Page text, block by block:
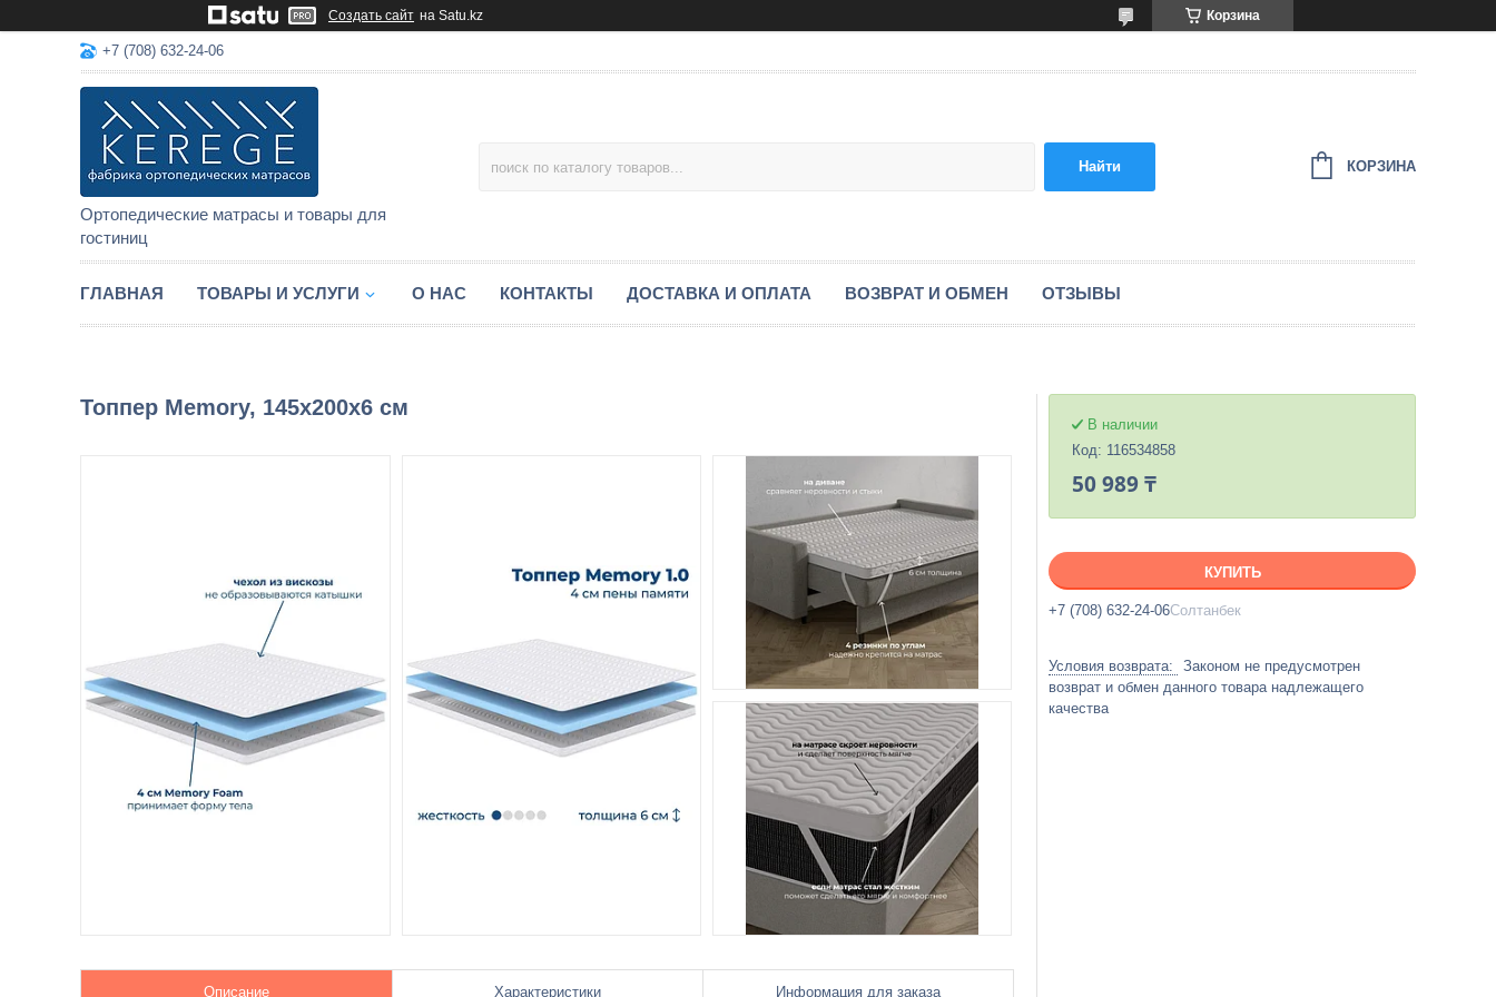
Создать сайт на Satu.kz Корзина
+7 (708) 632-24-06
Ортопедические матрасы и товары для
гостиниц
Найти КОРЗИНА
ГЛАВНАЯ ТОВАРЫ И УСЛУГИ О НАС КОНТАКТЫ ДОСТАВКА И ОПЛАТА ВОЗВРАТ И ОБМЕН ОТЗЫВЫ
Топпер Memory, 145x200x6 см
Описание Характеристики Информация для заказа
В наличии
Код: 116534858
50 989 ₸
КУПИТЬ
+7 (708) 632-24-06Солтанбек
Законом не предусмотрен
возврат и обмен данного товара надлежащего
качества